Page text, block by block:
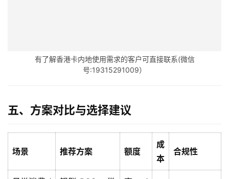
伴
有了解香港卡内地使用需求的客户可直接联系(微信
号:19315291009）
五、方案对比与选择建议
场景 推荐方案 额度
成
本
合规性